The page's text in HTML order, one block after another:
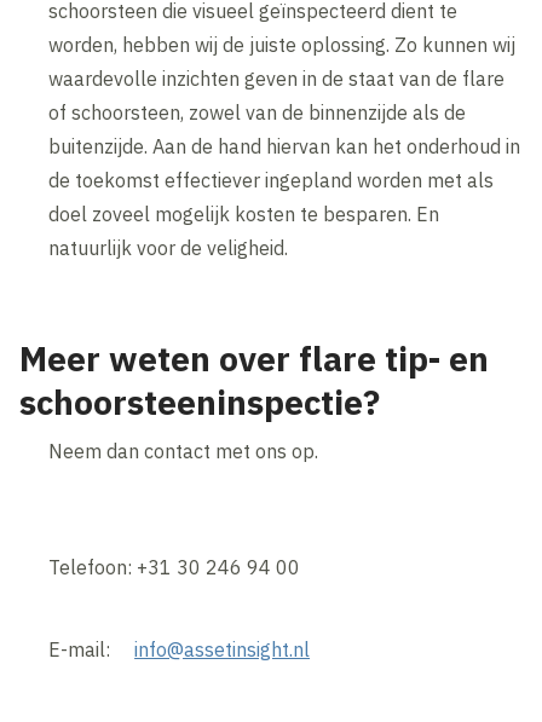
schoorsteen die visueel geïnspecteerd dient te
worden, hebben wij de juiste oplossing. Zo kunnen wij
waardevolle inzichten geven in de staat van de flare
of schoorsteen, zowel van de binnenzijde als de
buitenzijde. Aan de hand hiervan kan het onderhoud in
de toekomst effectiever ingepland worden met als
doel zoveel mogelijk kosten te besparen. En
natuurlijk voor de veligheid.
Meer weten over flare tip- en
schoorsteeninspectie?
Neem dan contact met ons op.
Telefoon: +31 30 246 94 00
E-mail:info@assetinsight.nl